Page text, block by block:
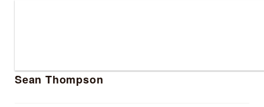
Sean Thompson